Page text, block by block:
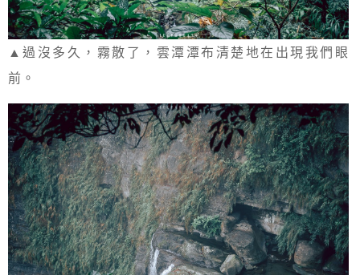
▲過沒多久，霧散了，雲潭潭布清楚地在出現我們眼
前。